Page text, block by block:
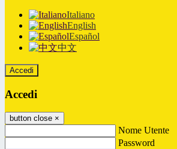
Italiano
English
Español
中文
Accedi
Accedi
button close ×
Nome Utente
Password